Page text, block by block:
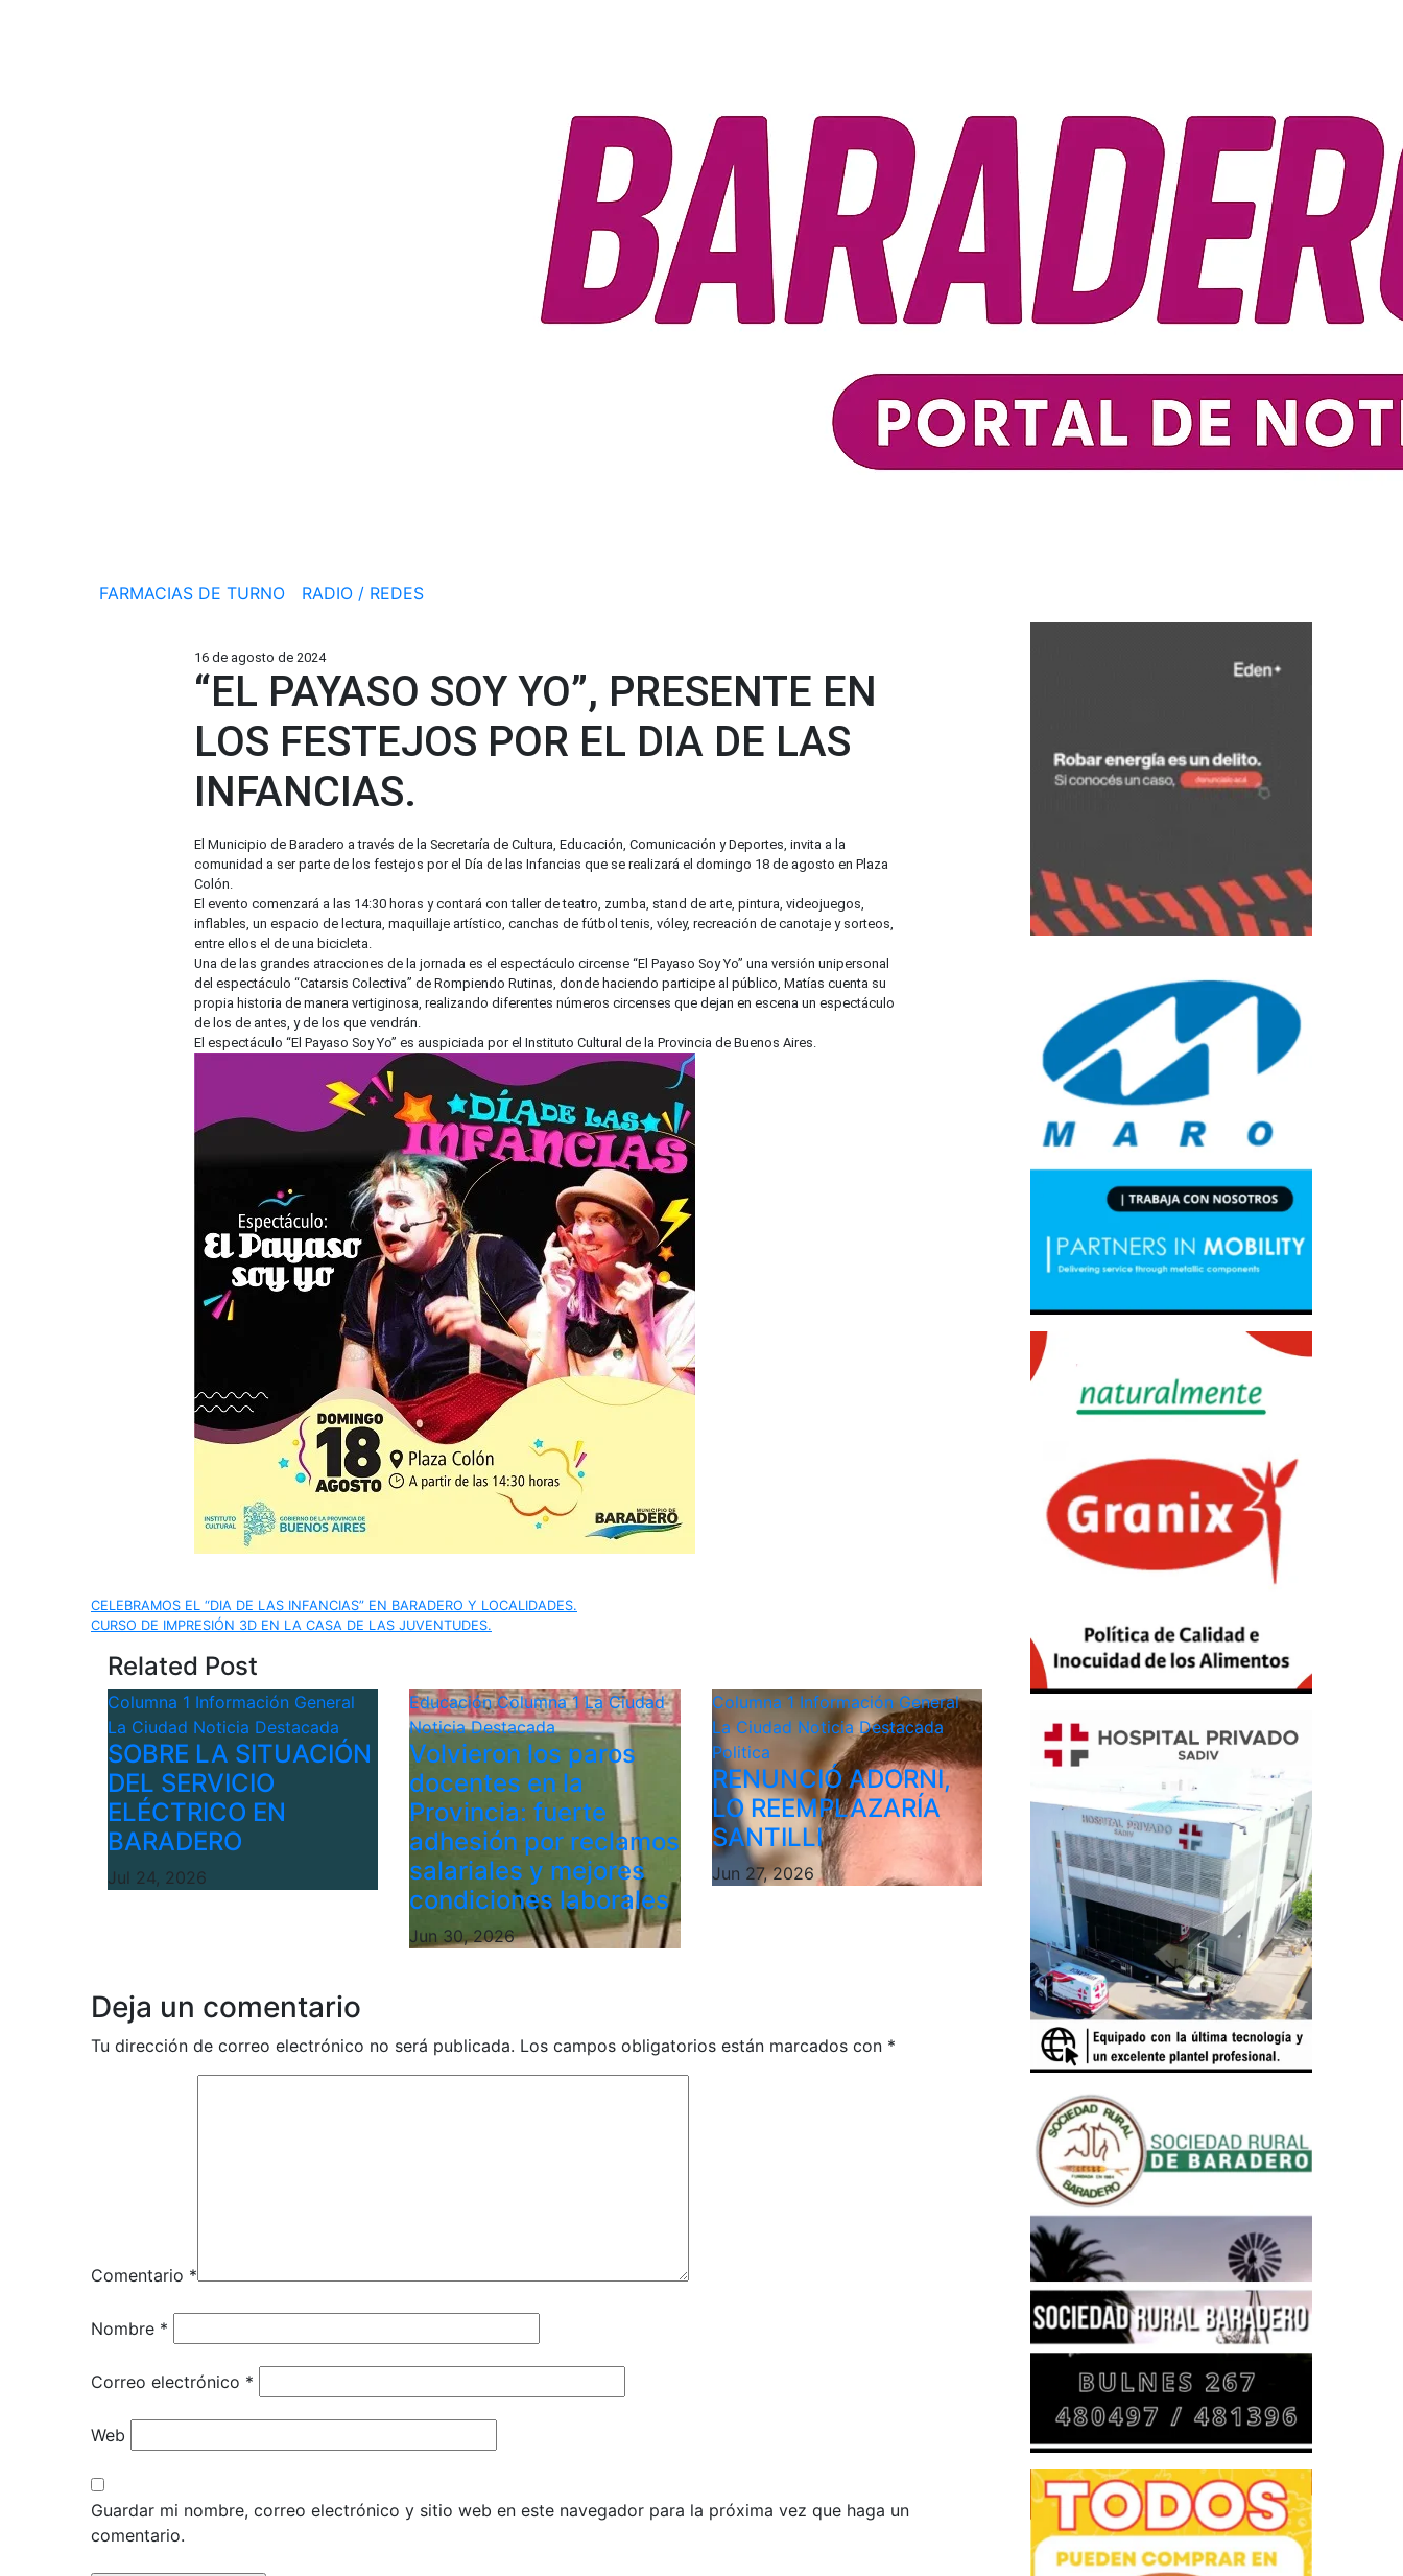
FARMACIAS DE TURNO RADIO / REDES
16 de agosto de 2024
“EL PAYASO SOY YO”, PRESENTE EN
LOS FESTEJOS POR EL DIA DE LAS
INFANCIAS.
El Municipio de Baradero a través de la Secretaría de Cultura, Educación, Comunicación y Deportes, invita a la
comunidad a ser parte de los festejos por el Día de las Infancias que se realizará el domingo 18 de agosto en Plaza
Colón.
El evento comenzará a las 14:30 horas y contará con taller de teatro, zumba, stand de arte, pintura, videojuegos,
inflables, un espacio de lectura, maquillaje artístico, canchas de fútbol tenis, vóley, recreación de canotaje y sorteos,
entre ellos el de una bicicleta.
Una de las grandes atracciones de la jornada es el espectáculo circense “El Payaso Soy Yo” una versión unipersonal
del espectáculo “Catarsis Colectiva” de Rompiendo Rutinas, donde haciendo participe al público, Matías cuenta su
propia historia de manera vertiginosa, realizando diferentes números circenses que dejan en escena un espectáculo
de los de antes, y de los que vendrán.
El espectáculo “El Payaso Soy Yo” es auspiciada por el Instituto Cultural de la Provincia de Buenos Aires.
Navegación
de
entradas
CELEBRAMOS EL “DIA DE LAS INFANCIAS” EN BARADERO Y LOCALIDADES.
CURSO DE IMPRESIÓN 3D EN LA CASA DE LAS JUVENTUDES.
Related Post
Columna 1 Información General
La Ciudad Noticia Destacada
SOBRE LA SITUACIÓN
DEL SERVICIO
ELÉCTRICO EN
BARADERO
Jul 24, 2026
EducaciónColumna 1 La Ciudad
Noticia Destacada
Volvieron los paros
docentes en la
Provincia: fuerte
adhesión por reclamos
salariales y mejores
condiciones laborales
Jun 30, 2026
Columna 1 Información General
La Ciudad Noticia Destacada
Politica
RENUNCIÓ ADORNI,
LO REEMPLAZARÍA
SANTILLI
Jun 27, 2026
Deja un comentario
Tu dirección de correo electrónico no será publicada. Los campos obligatorios están marcados con *
Comentario *
Nombre *
Correo electrónico *
Web
Guardar mi nombre, correo electrónico y sitio web en este navegador para la próxima vez que haga un
comentario.